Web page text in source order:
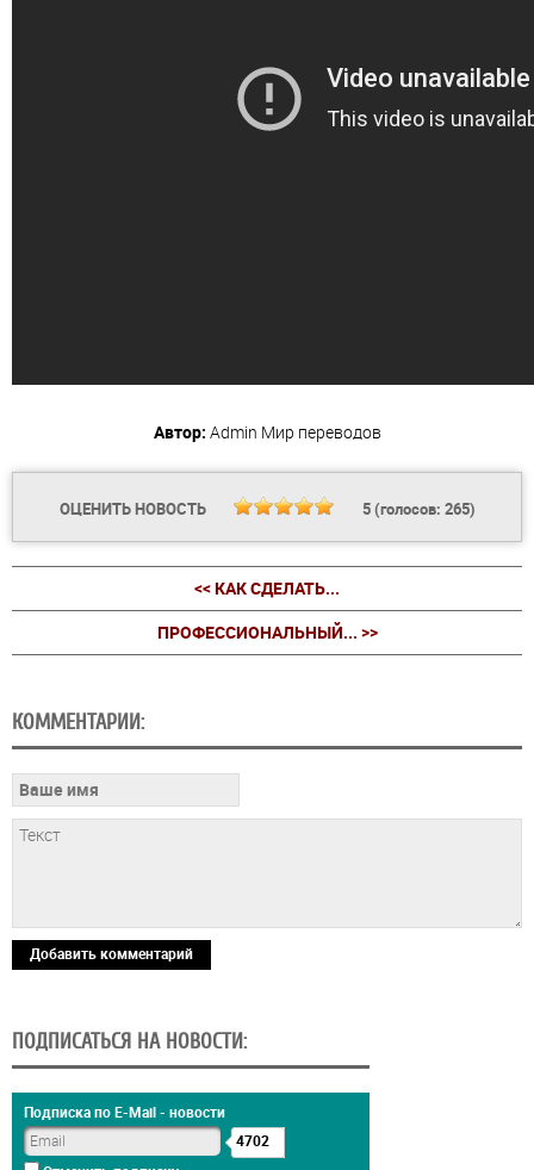
Автор: Admin Мир переводов
ОЦЕНИТЬ НОВОСТЬ 5(голосов: 265)
<< КАК СДЕЛАТЬ...
ПРОФЕССИОНАЛЬНЫЙ... >>
КОММЕНТАРИИ:
Добавить комментарий
ПОДПИСАТЬСЯ НА НОВОСТИ:
Подписка по E-Mail - новости
4702